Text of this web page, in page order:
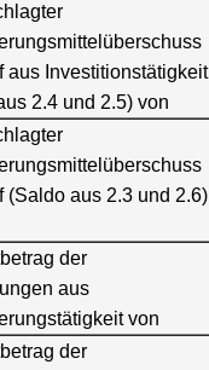
aus Investitionstätigkeit
2.4 und 2.5) von
(Saldo aus 2.3 und 2.6)
der
aus
von
der